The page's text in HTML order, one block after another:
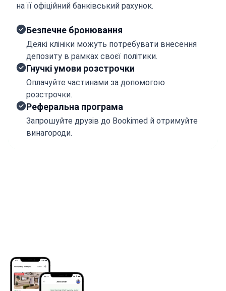
на її офіційний банківський рахунок.
Безпечне бронювання
Деякі клініки можуть потребувати внесення
депозиту в рамках своєї політики.
Гнучкі умови розстрочки
Оплачуйте частинами за допомогою
розстрочки.
Реферальна програма
Запрошуйте друзів до Bookimed й отримуйте
винагороди.